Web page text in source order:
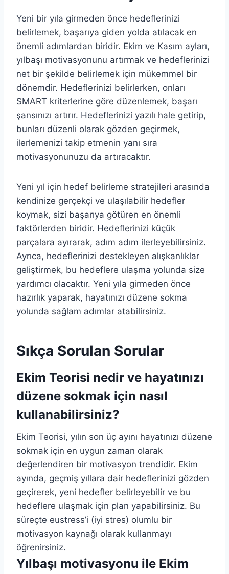
Yeni bir yıla girmeden önce hedeflerinizi
belirlemek, başarıya giden yolda atılacak en
önemli adımlardan biridir. Ekim ve Kasım ayları,
yılbaşı motivasyonunu artırmak ve hedeflerinizi
net bir şekilde belirlemek için mükemmel bir
dönemdir. Hedeflerinizi belirlerken, onları
SMART kriterlerine göre düzenlemek, başarı
şansınızı artırır. Hedeflerinizi yazılı hale getirip,
bunları düzenli olarak gözden geçirmek,
ilerlemenizi takip etmenin yanı sıra
motivasyonunuzu da artıracaktır.
Yeni yıl için hedef belirleme stratejileri arasında
kendinize gerçekçi ve ulaşılabilir hedefler
koymak, sizi başarıya götüren en önemli
faktörlerden biridir. Hedeflerinizi küçük
parçalara ayırarak, adım adım ilerleyebilirsiniz.
Ayrıca, hedeflerinizi destekleyen alışkanlıklar
geliştirmek, bu hedeflere ulaşma yolunda size
yardımcı olacaktır. Yeni yıla girmeden önce
hazırlık yaparak, hayatınızı düzene sokma
yolunda sağlam adımlar atabilirsiniz.
Sıkça Sorulan Sorular
Ekim Teorisi nedir ve hayatınızı
düzene sokmak için nasıl
kullanabilirsiniz?
Ekim Teorisi, yılın son üç ayını hayatınızı düzene
sokmak için en uygun zaman olarak
değerlendiren bir motivasyon trendidir. Ekim
ayında, geçmiş yıllara dair hedeflerinizi gözden
geçirerek, yeni hedefler belirleyebilir ve bu
hedeflere ulaşmak için plan yapabilirsiniz. Bu
süreçte eustress’i (iyi stres) olumlu bir
motivasyon kaynağı olarak kullanmayı
öğrenirsiniz.
Yılbaşı motivasyonu ile Ekim